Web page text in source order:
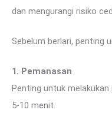
dan mengurangi risiko
Sebelum berlari, penting
1. Pemanasan
Penting untuk
5-10 menit.